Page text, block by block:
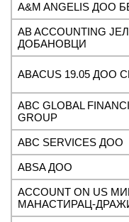
A&M ANGELIS ДОО
AB ACCOUNTING
ДОБАНОВЦИ
ABACUS 19.05 ДОО
ABC GLOBAL
GROUP
ABC SERVICES ДОО
ABSA ДОО
ACCOUNT ON US
МАНАСТИРАЦ-